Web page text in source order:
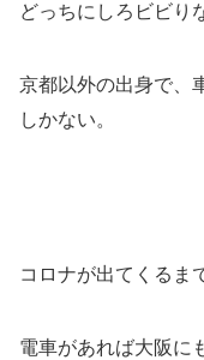
どっちにしろビビり
京都以外の出身で、
しかない。
コロナが出てくるま
電車があれば大阪に